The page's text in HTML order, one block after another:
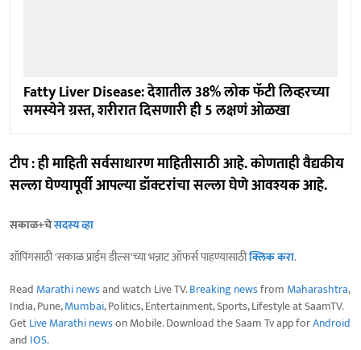
Fatty Liver Disease: देशातील 38% लोक फॅटी लिव्हरच्या
समस्येने ग्रस्त, शरीरात दिसणारी ही 5 लक्षणं ओळखा
टीप : ही माहिती सर्वसाधारण माहितीसाठी आहे. कोणताही वैद्यकीय
सल्ला घेण्यापूर्वी आपल्या डॉक्टरांचा सल्ला घेणे आवश्यक आहे.
सकाळ+चेसदस्य व्हा
शॉपिंगसाठी 'सकाळ प्राईम डील्स'च्या भन्नाट ऑफर्स पाहण्यासाठीक्लिक करा.
Read Marathi newsand watch Live TV.Breaking newsfrom Maharashtra,
India, Pune,Mumbai, Politics, Entertainment, Sports, Lifestyle at SaamTV.
GetLive Marathi newson Mobile. Download the Saam Tv app forAndroid
and IOS.